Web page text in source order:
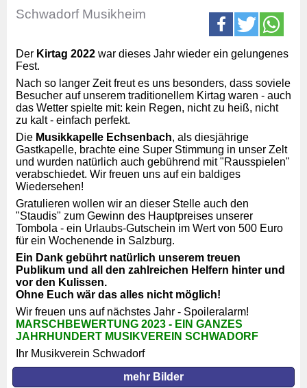
Schwadorf Musikheim
Der Kirtag 2022 war dieses Jahr wieder ein gelungenes
Fest.
Nach so langer Zeit freut es uns besonders, dass soviele
Besucher auf unserem traditionellem Kirtag waren - auch
das Wetter spielte mit: kein Regen, nicht zu heiß, nicht
zu kalt - einfach perfekt.
Die Musikkapelle Echsenbach, als diesjährige
Gastkapelle, brachte eine Super Stimmung in unser Zelt
und wurden natürlich auch gebührend mit "Rausspielen"
verabschiedet. Wir freuen uns auf ein baldiges
Wiedersehen!
Gratulieren wollen wir an dieser Stelle auch den
"Staudis" zum Gewinn des Hauptpreises unserer
Tombola - ein Urlaubs-Gutschein im Wert von 500 Euro
für ein Wochenende in Salzburg.
Ein Dank gebührt natürlich unserem treuen
Publikum und all den zahlreichen Helfern hinter und
vor den Kulissen.
Ohne Euch wär das alles nicht möglich!
Wir freuen uns auf nächstes Jahr - Spoileralarm!
MARSCHBEWERTUNG 2023 - EIN GANZES
JAHRHUNDERT MUSIKVEREIN SCHWADORF
Ihr Musikverein Schwadorf
mehr Bilder